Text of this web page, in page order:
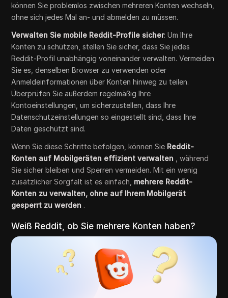
können Sie problemlos zwischen mehreren Konten wechseln,
ohne sich jedes Mal an- und abmelden zu müssen.
Verwalten Sie mobile Reddit-Profile sicher: Um Ihre
Konten zu schützen, stellen Sie sicher, dass Sie jedes
Reddit-Profil unabhängig voneinander verwalten. Vermeiden
Sie es, denselben Browser zu verwenden oder
Anmeldeinformationen über Konten hinweg zu teilen.
Überprüfen Sie außerdem regelmäßig Ihre
Kontoeinstellungen, um sicherzustellen, dass Ihre
Datenschutzeinstellungen so eingestellt sind, dass Ihre
Daten geschützt sind.
Wenn Sie diese Schritte befolgen, können Sie Reddit-
Konten auf Mobilgeräten effizient verwalten , während
Sie sicher bleiben und Sperren vermeiden. Mit ein wenig
zusätzlicher Sorgfalt ist es einfach, mehrere Reddit-
Konten zu verwalten, ohne auf Ihrem Mobilgerät
gesperrt zu werden .
Weiß Reddit, ob Sie mehrere Konten haben?